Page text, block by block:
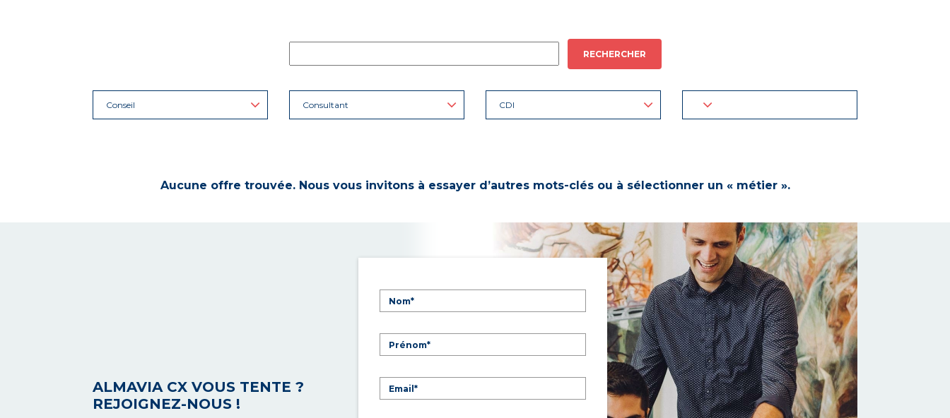
RECHERCHER
Conseil Consultant CDI
Aucune offre trouvée. Nous vous invitons à essayer d’autres mots-clés ou à sélectionner un « métier ».
ALMAVIA CX VOUS TENTE ?
REJOIGNEZ-NOUS !